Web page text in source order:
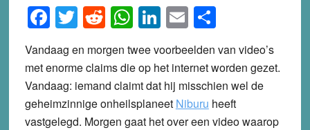
Facebook
Twitter
Reddit
WhatsApp
LinkedIn
EmailShare
Vandaag en morgen twee voorbeelden van video’s
met enorme claims die op het internet worden gezet.
Vandaag: iemand claimt dat hij misschien wel de
geheimzinnige onheilsplaneet Niburu heeft
vastgelegd. Morgen gaat het over een video waarop